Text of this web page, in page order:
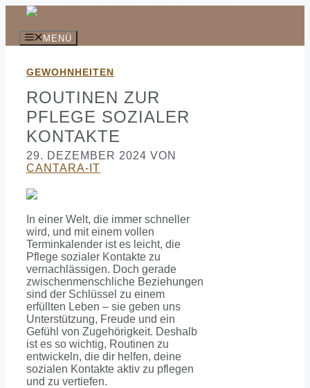
springenMENÜ
GEWOHNHEITEN
ROUTINEN ZUR
PFLEGE SOZIALER
KONTAKTE
29. DEZEMBER 2024 VON
CANTARA-IT
In einer Welt, die immer schneller
wird, und mit einem vollen
Terminkalender ist es leicht, die
Pflege sozialer Kontakte zu
vernachlässigen. Doch gerade
zwischenmenschliche Beziehungen
sind der Schlüssel zu einem
erfüllten Leben – sie geben uns
Unterstützung, Freude und ein
Gefühl von Zugehörigkeit. Deshalb
ist es so wichtig, Routinen zu
entwickeln, die dir helfen, deine
sozialen Kontakte aktiv zu pflegen
und zu vertiefen.